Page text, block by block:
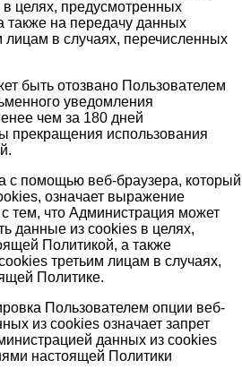
целях, предусмотренных
также на передачу данных
лицам в случаях, перечисленных
быть отозвано Пользователем
уведомления
чем за 180 дней
прекращения использования
с помощью веб-браузера, который
означает выражение
тем, что Администрация может
данные из cookies в целях,
Политикой, а также
третьим лицам в случаях,
Политике.
Пользователем опции веб-
из cookies означает запрет
данных из cookies
настоящей Политики